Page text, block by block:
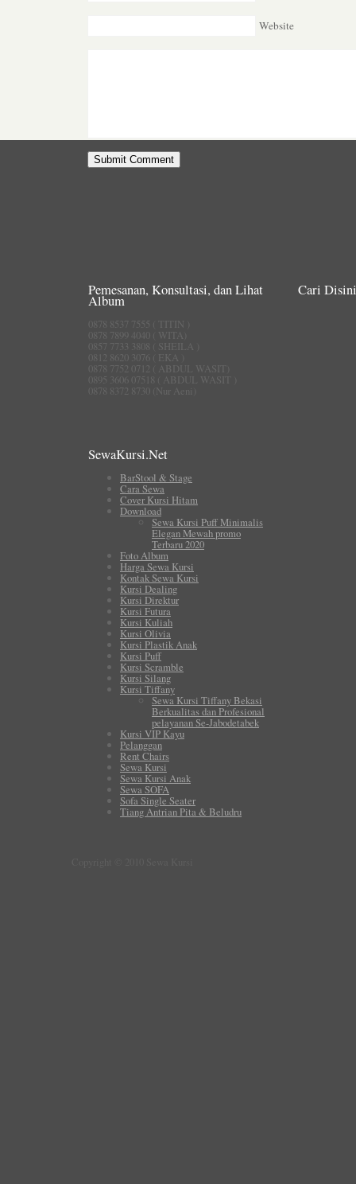
Website
Pemesanan, Konsultasi, dan Lihat
Album
0878 8537 7555 ( TITIN )
0878 7899 4040 ( WITA)
0857 7733 3808 ( SHEILA )
0812 8620 3076 ( EKA )
0878 7752 0712 ( ABDUL WASIT)
0895 3606 07518 ( ABDUL WASIT )
0878 8372 8730 (Nur Aeni)
Cari
SewaKursi.Net
BarStool & Stage
Cara Sewa
Cover Kursi Hitam
Download
Sewa Kursi Puff Minimalis
Elegan Mewah promo
Terbaru 2020
Foto Album
Harga Sewa Kursi
Kontak Sewa Kursi
Kursi Dealing
Kursi Direktur
Kursi Futura
Kursi Kuliah
Kursi Olivia
Kursi Plastik Anak
Kursi Puff
Kursi Scramble
Kursi Silang
Kursi Tiffany
Sewa Kursi Tiffany Bekasi
Berkualitas dan Profesional
pelayanan Se-Jabodetabek
Kursi VIP Kayu
Pelanggan
Rent Chairs
Sewa Kursi
Sewa Kursi Anak
Sewa SOFA
Sofa Single Seater
Tiang Antrian Pita & Beludru